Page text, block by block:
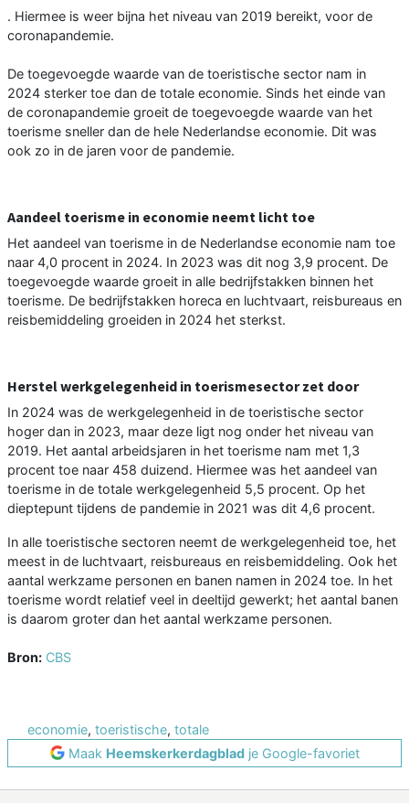
. Hiermee is weer bijna het niveau van 2019 bereikt, voor de
coronapandemie.
De toegevoegde waarde van de toeristische sector nam in
2024 sterker toe dan de totale economie. Sinds het einde van
de coronapandemie groeit de toegevoegde waarde van het
toerisme sneller dan de hele Nederlandse economie. Dit was
ook zo in de jaren voor de pandemie.
Aandeel toerisme in economie neemt licht toe
Het aandeel van toerisme in de Nederlandse economie nam toe
naar 4,0 procent in 2024. In 2023 was dit nog 3,9 procent. De
toegevoegde waarde groeit in alle bedrijfstakken binnen het
toerisme. De bedrijfstakken horeca en luchtvaart, reisbureaus en
reisbemiddeling groeiden in 2024 het sterkst.
Herstel werkgelegenheid in toerismesector zet door
In 2024 was de werkgelegenheid in de toeristische sector
hoger dan in 2023, maar deze ligt nog onder het niveau van
2019. Het aantal arbeidsjaren in het toerisme nam met 1,3
procent toe naar 458 duizend. Hiermee was het aandeel van
toerisme in de totale werkgelegenheid 5,5 procent. Op het
dieptepunt tijdens de pandemie in 2021 was dit 4,6 procent.
In alle toeristische sectoren neemt de werkgelegenheid toe, het
meest in de luchtvaart, reisbureaus en reisbemiddeling. Ook het
aantal werkzame personen en banen namen in 2024 toe. In het
toerisme wordt relatief veel in deeltijd gewerkt; het aantal banen
is daarom groter dan het aantal werkzame personen.
Bron: CBS
economie, toeristische, totale
Maak Heemskerkerdagbladje Google-favoriet